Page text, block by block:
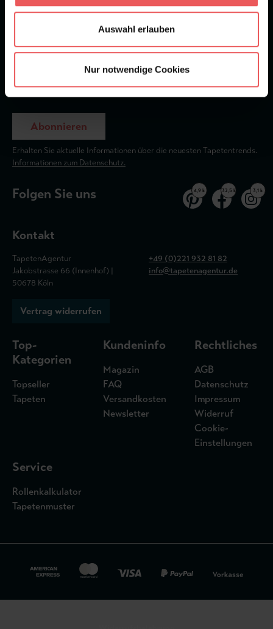
Auswahl erlauben
Nur notwendige Cookies
Newsletter
Abonnieren
Erhalten Sie aktuelle Informationen über die neuesten Tapetentrends.
Informationen zum Datenschutz.
Folgen Sie uns 4,9 k 32,5 k 3,1 k
Kontakt
TapetenAgentur
Jakobstrasse 66 (Innenhof) |
50678 Köln
+49 (0)221 932 81 82
info@tapetenagentur.de
Vertrag widerrufen
Top-
Kategorien
Topseller
Tapeten
Kundeninfo
Magazin
FAQ
Versandkosten
Newsletter
Rechtliches
AGB
Datenschutz
Impressum
Widerruf
Cookie-
Einstellungen
Service
Rollenkalkulator
Tapetenmuster